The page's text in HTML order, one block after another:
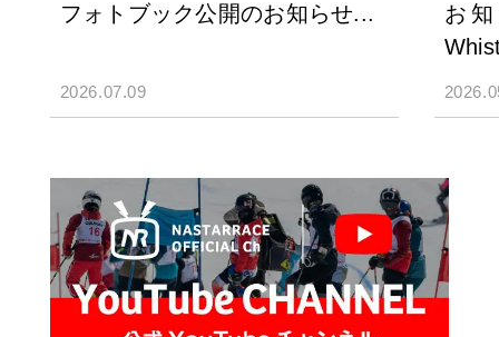
フォトブック公開のお知らせ...
2026.07.09
お